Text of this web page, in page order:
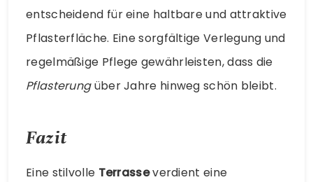
entscheidend für eine haltbare und attraktive
Pflasterfläche. Eine sorgfältige Verlegung und
regelmäßige Pflege gewährleisten, dass die
Pflasterungüber Jahre hinweg schön bleibt.
Fazit
Eine stilvolle Terrasseverdient eine